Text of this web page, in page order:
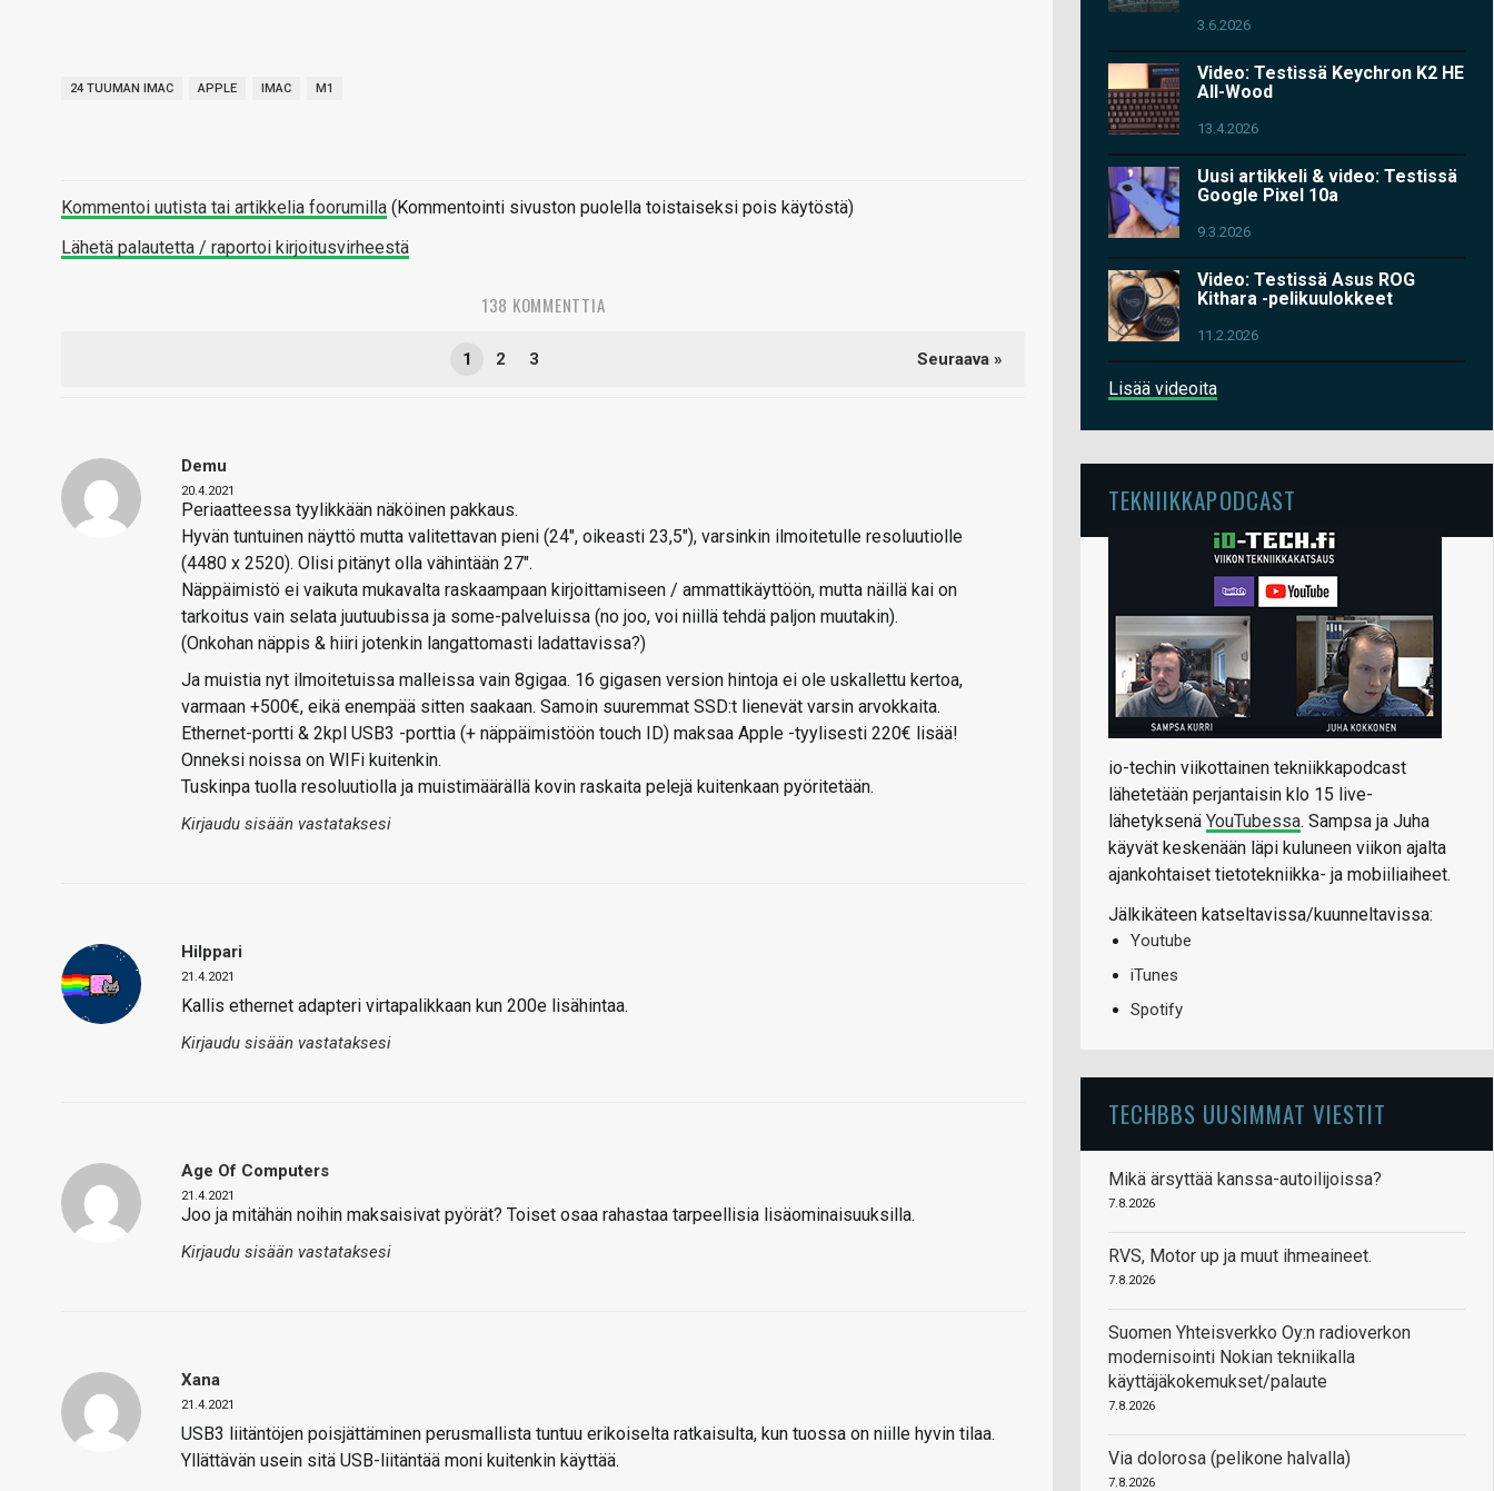
24 TUUMAN IMAC APPLE IMAC M1
Kommentoi uutista tai artikkelia foorumilla (Kommentointi sivuston puolella toistaiseksi pois käytöstä)
Lähetä palautetta / raportoi kirjoitusvirheestä
138 KOMMENTTIA
1 2 3 Seuraava »
Demu
20.4.2021
Periaatteessa tyylikkään näköinen pakkaus.
Hyvän tuntuinen näyttö mutta valitettavan pieni (24", oikeasti 23,5"), varsinkin ilmoitetulle resoluutiolle
(4480 x 2520). Olisi pitänyt olla vähintään 27".
Näppäimistö ei vaikuta mukavalta raskaampaan kirjoittamiseen / ammattikäyttöön, mutta näillä kai on
tarkoitus vain selata juutuubissa ja some-palveluissa (no joo, voi niillä tehdä paljon muutakin).
(Onkohan näppis & hiiri jotenkin langattomasti ladattavissa?)
Ja muistia nyt ilmoitetuissa malleissa vain 8gigaa. 16 gigasen version hintoja ei ole uskallettu kertoa,
varmaan +500€, eikä enempää sitten saakaan. Samoin suuremmat SSD:t lienevät varsin arvokkaita.
Ethernet-portti & 2kpl USB3 -porttia (+ näppäimistöön touch ID) maksaa Apple -tyylisesti 220€ lisää!
Onneksi noissa on WIFi kuitenkin.
Tuskinpa tuolla resoluutiolla ja muistimäärällä kovin raskaita pelejä kuitenkaan pyöritetään.
Kirjaudu sisään vastataksesi
Hilppari
21.4.2021
Kallis ethernet adapteri virtapalikkaan kun 200e lisähintaa.
Kirjaudu sisään vastataksesi
Age Of Computers
21.4.2021
Joo ja mitähän noihin maksaisivat pyörät? Toiset osaa rahastaa tarpeellisia lisäominaisuuksilla.
Kirjaudu sisään vastataksesi
Xana
21.4.2021
USB3 liitäntöjen poisjättäminen perusmallista tuntuu erikoiselta ratkaisulta, kun tuossa on niille hyvin tilaa.
Yllättävän usein sitä USB-liitäntää moni kuitenkin käyttää.
3.6.2026
Video: Testissä Keychron K2 HE
All-Wood
13.4.2026
Uusi artikkeli & video: Testissä
Google Pixel 10a
9.3.2026
Video: Testissä Asus ROG
Kithara -pelikuulokkeet
11.2.2026
Lisää videoita
TEKNIIKKAPODCAST
io-techin viikottainen tekniikkapodcast
lähetetään perjantaisin klo 15 live-
lähetyksenä YouTubessa. Sampsa ja Juha
käyvät keskenään läpi kuluneen viikon ajalta
ajankohtaiset tietotekniikka- ja mobiiliaiheet.
Jälkikäteen katseltavissa/kuunneltavissa:
Youtube
iTunes
Spotify
TECHBBS UUSIMMAT VIESTIT
Mikä ärsyttää kanssa-autoilijoissa?
7.8.2026
RVS, Motor up ja muut ihmeaineet.
7.8.2026
Suomen Yhteisverkko Oy:n radioverkon
modernisointi Nokian tekniikalla
käyttäjäkokemukset/palaute
7.8.2026
Via dolorosa (pelikone halvalla)
7.8.2026